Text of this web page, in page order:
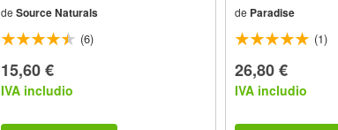
de Source Naturals
(6)
15,60 €
IVA includio
de Paradise
(1)
26,80 €
IVA includio